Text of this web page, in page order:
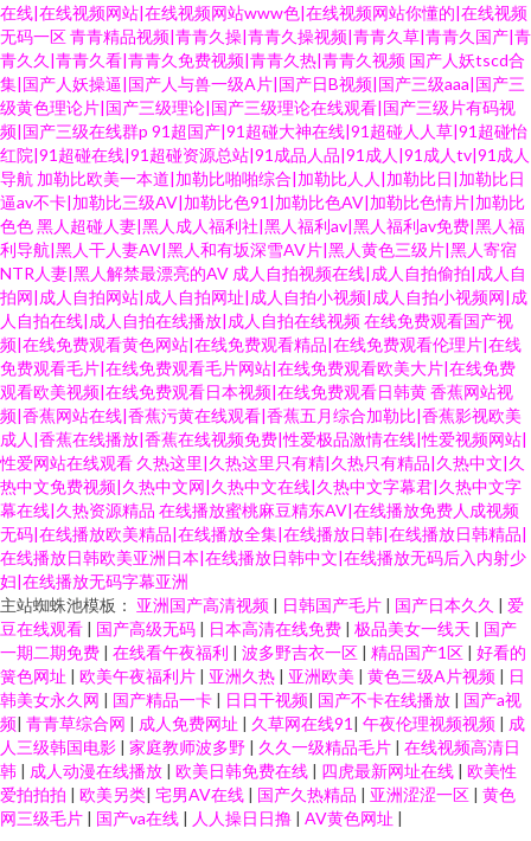
在线|在线视频网站|在线视频网站www色|在线视频网站你懂的|在线视频
无码一区青青精品视频|青青久操|青青久操视频|青青久草|青青久国产|青
青久久|青青久看|青青久免费视频|青青久热|青青久视频 国产人妖tscd合
集|国产人妖操逼|国产人与兽一级A片|国产日B视频|国产三级aaa|国产三
级黄色理论片|国产三级理论|国产三级理论在线观看|国产三级片有码视
频|国产三级在线群p 91超国产|91超碰大神在线|91超碰人人草|91超碰怡
红院|91超碰在线|91超碰资源总站|91成品人品|91成人|91成人tv|91成人
导航 加勒比欧美一本道|加勒比啪啪综合|加勒比人人|加勒比日|加勒比日
逼av不卡|加勒比三级AV|加勒比色91|加勒比色AV|加勒比色情片|加勒比
色色黑人超碰人妻|黑人成人福利社|黑人福利av|黑人福利av免费|黑人福
利导航|黑人干人妻AV|黑人和有坂深雪AV片|黑人黄色三级片|黑人寄宿
NTR人妻|黑人解禁最漂亮的AV 成人自拍视频在线|成人自拍偷拍|成人自
拍网|成人自拍网站|成人自拍网址|成人自拍小视频|成人自拍小视频网|成
人自拍在线|成人自拍在线播放|成人自拍在线视频在线免费观看国产视
频|在线免费观看黄色网站|在线免费观看精品|在线免费观看伦理片|在线
免费观看毛片|在线免费观看毛片网站|在线免费观看欧美大片|在线免费
观看欧美视频|在线免费观看日本视频|在线免费观看日韩黄香蕉网站视
频|香蕉网站在线|香蕉污黄在线观看|香蕉五月综合加勒比|香蕉影视欧美
成人|香蕉在线播放|香蕉在线视频免费|性爱极品激情在线|性爱视频网站|
性爱网站在线观看 久热这里|久热这里只有精|久热只有精品|久热中文|久
热中文免费视频|久热中文网|久热中文在线|久热中文字幕君|久热中文字
幕在线|久热资源精品 在线播放蜜桃麻豆精东AV|在线播放免费人成视频
无码|在线播放欧美精品|在线播放全集|在线播放日韩|在线播放日韩精品|
在线播放日韩欧美亚洲日本|在线播放日韩中文|在线播放无码后入内射少
妇|在线播放无码字幕亚洲
主站蜘蛛池模板： 亚洲国产高清视频 | 日韩国产毛片 | 国产日本久久 | 爱
豆在线观看 | 国产高级无码 | 日本高清在线免费 | 极品美女一线天 | 国产
一期二期免费 | 在线看午夜福利 | 波多野吉衣一区 | 精品国产1区 | 好看的
簧色网址 | 欧美午夜福利片 | 亚洲久热 | 亚洲欧美 | 黄色三级A片视频 | 日
韩美女永久网 | 国产精品一卡 | 日日干视频| 国产不卡在线播放 | 国产a视
频| 青青草综合网 | 成人免费网址 | 久草网在线91 | 午夜伦理视频视频 | 成
人三级韩国电影 | 家庭教师波多野 | 久久一级精品毛片 | 在线视频高清日
韩 | 成人动漫在线播放 | 欧美日韩免费在线 | 四虎最新网址在线 | 欧美性
爱拍拍拍 | 欧美另类| 宅男AV在线 | 国产久热精品 | 亚洲涩涩一区 | 黄色
网三级毛片 | 国产va在线 | 人人操日日撸 | AV黄色网址 |